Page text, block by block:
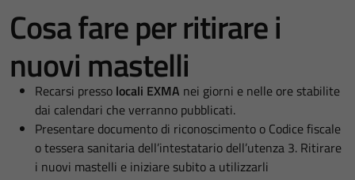
Cosa fare per ritirare i
nuovi mastelli
Recarsi presso locali EXMA nei giorni e nelle ore stabilite
dai calendari che verranno pubblicati.
Presentare documento di riconoscimento o Codice fiscale
o tessera sanitaria dell’intestatario dell’utenza 3. Ritirare
i nuovi mastelli e iniziare subito a utilizzarli